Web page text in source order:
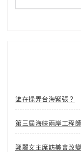
誰在操弄台海緊張？
第三屆海峽兩岸工程
鄭麗文主席訪美會改